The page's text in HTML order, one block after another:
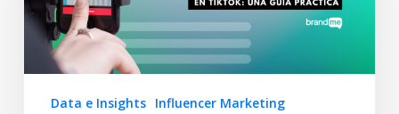
Data e Insights Influencer Marketing